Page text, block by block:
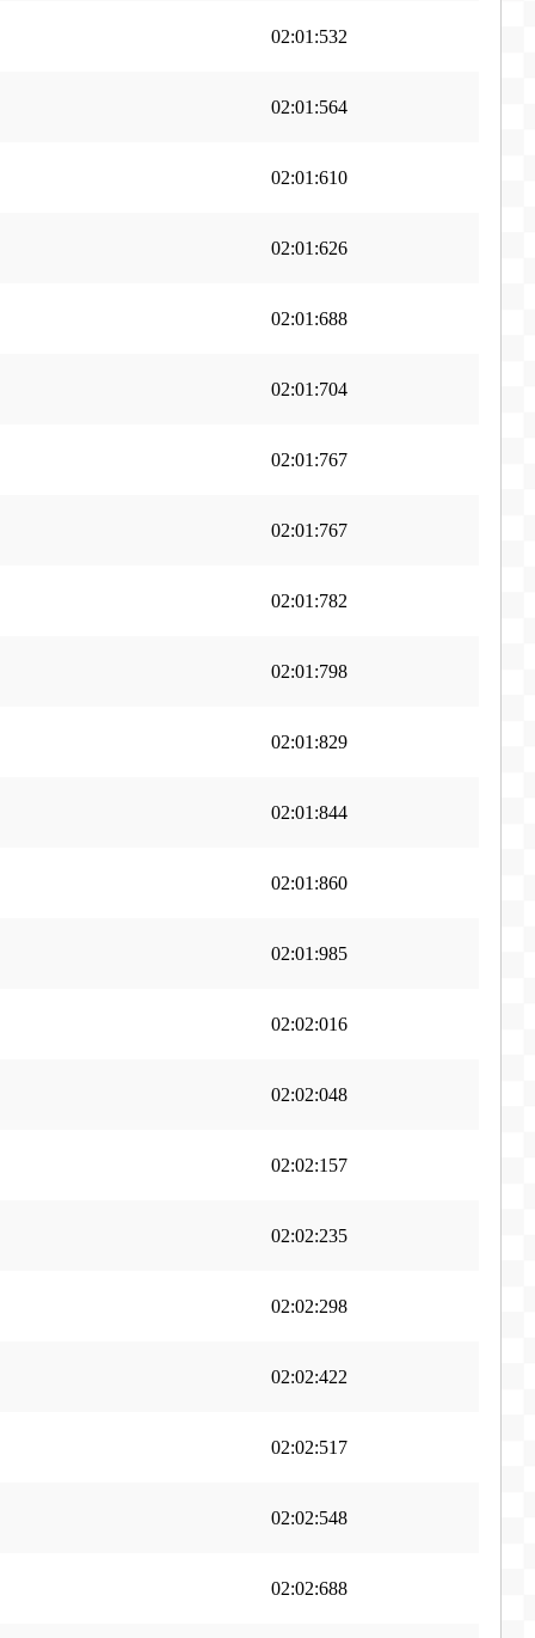
02:01:532
02:01:564
02:01:610
02:01:626
02:01:688
02:01:704
02:01:767
02:01:767
02:01:782
02:01:798
02:01:829
02:01:844
02:01:860
02:01:985
02:02:016
02:02:048
02:02:157
02:02:235
02:02:298
02:02:422
02:02:517
02:02:548
02:02:688